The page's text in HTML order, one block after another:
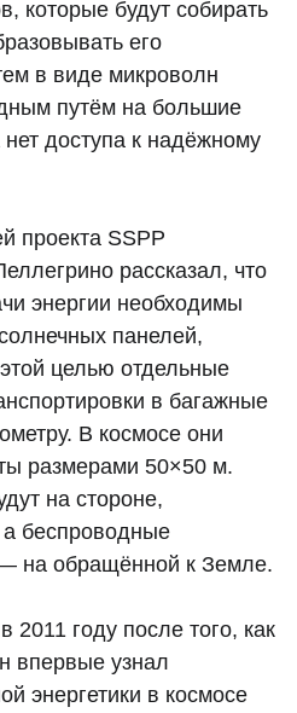
которые будут собирать
его
в виде микроволн
путём на большие
нет доступа к надёжному
проекта SSPP
рассказал, что
энергии необходимы
панелей,
целью отдельные
в багажные
В космосе они
размерами 50×50 м.
на стороне,
а беспроводные
на обращённой к Земле.
2011 году после того, как
впервые узнал
энергетики в космосе